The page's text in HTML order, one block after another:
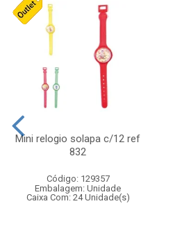
Mini relogio solapa c/12 ref
832
Código: 129357
Embalagem: Unidade
Caixa Com: 24 Unidade(s)